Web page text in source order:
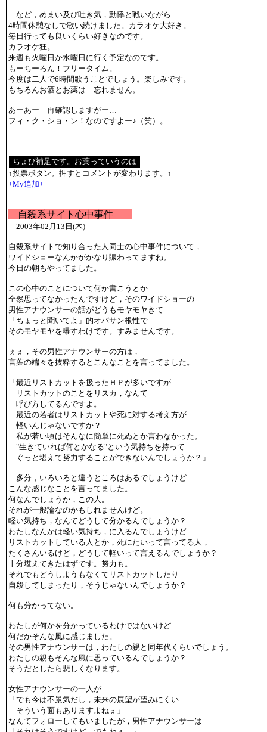
…など，めまい及び吐き気，動悸と戦いながら
4時間休憩なしで歌い続けました。カラオケ大好き。
毎日行っても良いくらい好きなのです。
カラオケ狂。
来週も火曜日か水曜日に行く予定なのです。
もーちーろん！フリータイム。
今度は二人で6時間歌うことでしょう。楽しみです。
もちろんお酒とお薬は…忘れません。
あーあー 再確認しますがー…
フィ・ク・ショ・ン！なのですよー♪（笑）。
↑投票ボタン。押すとコメントが変わります。↑
+My追加+
自殺系サイト心中事件
2003年02月13日(木)
自殺系サイトで知り合った人同士の心中事件について，
ワイドショーなんかがかなり賑わってますね。
今日の朝もやってました。
この心中のことについて何か書こうとか
全然思ってなかったんですけど，そのワイドショーの
男性アナウンサーの話がどうもモヤモヤきて
「ちょっと聞いてよ」的オバサン根性で
そのモヤモヤを曝すわけです。すみませんです。
ぇぇ，その男性アナウンサーの方は，
言葉の端々を抜粋するとこんなことを言ってました。
「最近リストカットを扱ったＨＰが多いですが
リストカットのことをリスカ，なんて
呼び方してるんですよ。
最近の若者はリストカットや死に対する考え方が
軽いんじゃないですか？
私が若い頃はそんなに簡単に死ぬとか言わなかった。
"生きていれば何とかなる"という気持ちを持って
ぐっと堪えて努力することができないんでしょうか？」
…多分，いろいろと違うところはあるでしょうけど
こんな感じなことを言ってました。
何なんでしょうか，この人。
それが一般論なのかもしれませんけど。
軽い気持ち，なんてどうして分かるんでしょうか？
わたしなんかは軽い気持ち，に入るんでしょうけど
リストカットしている人とか，死にたいって言ってる人，
たくさんいるけど，どうして軽いって言えるんでしょうか？
十分堪えてきたはずです。努力も。
それでもどうしようもなくてリストカットしたり
自殺してしまったり，そうじゃないんでしょうか？
何も分かってない。
わたしが何かを分かっているわけではないけど
何だかそんな風に感じました。
その男性アナウンサーは，わたしの親と同年代くらいでしょう。
わたしの親もそんな風に思っているんでしょうか？
そうだとしたら悲しくなります。
女性アナウンサーの一人が
「でも今は不景気だし，未来の展望が望みにくい
そういう面もありますよねぇ」
なんてフォローしてもいましたが，男性アナウンサーは